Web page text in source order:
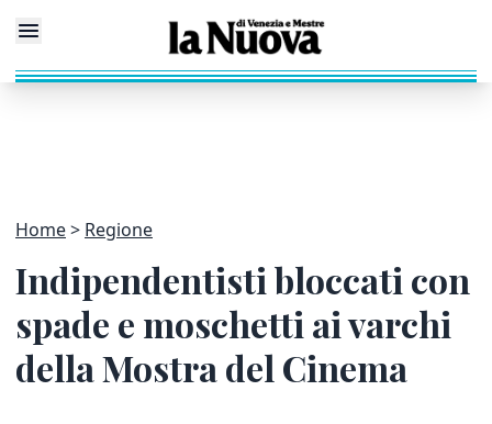
Home Regione
Indipendentisti bloccati con
spade e moschetti ai varchi
della Mostra del Cinema